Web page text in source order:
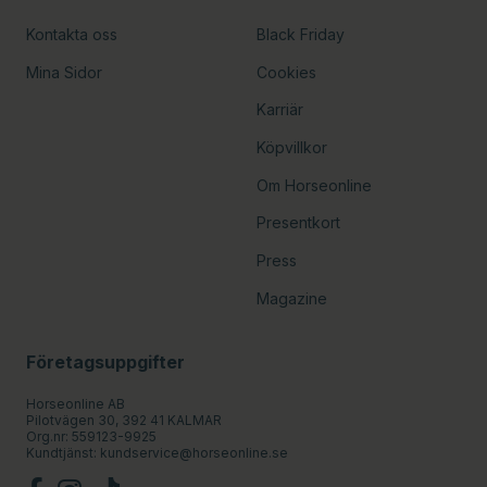
Kontakta oss
Mina Sidor
Black Friday
Cookies
Karriär
Köpvillkor
Om Horseonline
Presentkort
Press
Magazine
Företagsuppgifter
Horseonline AB
Pilotvägen 30, 392 41 KALMAR
Org.nr: 559123-9925
Kundtjänst: kundservice@horseonline.se